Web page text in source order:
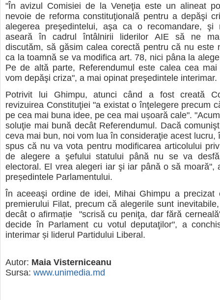
"În avizul Comisiei de la Veneţia este un alineat
nevoie de reforma constituţională pentru a depăşi
alegerea preşedintelui, aşa ca o recomandare, şi
aseară în cadrul întâlnirii liderilor AIE să ne
discutăm, să găsim calea corectă pentru că nu este
ca la toamnă se va modifica art. 78, nici pâna la
Pe de altă parte, Referendumul este calea cea
vom depăşi criza", a mai opinat preşedintele interimar.
Potrivit lui Ghimpu, atunci când a fost creată
revizuirea Constituţiei "a existat o înţelegere precum
pe cea mai buna idee, pe cea mai ușoară cale".
soluţie mai bună decât Referendumul. Dacă
ceva mai bun, noi vom lua în consideraţie acest lucru,
spus că nu va vota pentru modificarea articolului
de alegere a şefului statului până nu se va
electoral. El vrea alegeri iar şi iar până o să moară",
președintele Parlamentului.
În aceeaşi ordine de idei, Mihai Ghimpu a precizat
premierului Filat, precum că alegerile sunt
decât o afirmație "scrisă cu peniţa, dar fără
decide în Parlament cu votul deputaţilor", a
interimar și liderul Partidului Liberal.
Autor: Maia Visterniceanu
Sursa: www.unimedia.md